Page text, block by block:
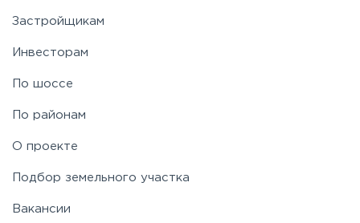
Застройщикам
Инвесторам
По шоссе
По районам
О проекте
Подбор земельного участка
Вакансии